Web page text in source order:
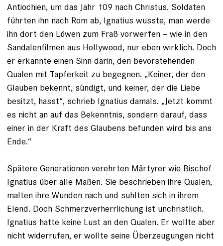
Antiochien, um das Jahr 109 nach Christus. Soldaten
führten ihn nach Rom ab, Ignatius wusste, man werde
ihn dort den Löwen zum Fraß vorwerfen – wie in den
Sandalen­filmen aus Hollywood, nur eben wirklich. Doch
er erkannte einen Sinn darin, den bevorstehenden
Qualen mit Tapferkeit zu begegnen. „Keiner, der den
Glauben bekennt, sündigt, und ­keiner, der die Liebe
besitzt, hasst“, schrieb Ignatius damals. „Jetzt kommt
es nicht an auf das Bekenntnis, sondern darauf, dass
einer in der Kraft des Glaubens befunden wird bis ans
Ende.“
Spätere Generationen verehrten Mär­tyrer wie Bischof
Ignatius über alle Maßen. Sie beschrieben ihre Qualen,
malten ihre Wunden nach und suhlten sich in ihrem
Elend. Doch Schmerzverherrlichung ist unchristlich.
Ignatius hatte keine Lust an den Qualen. Er wollte aber
nicht widerrufen, er wollte seine Überzeugungen nicht